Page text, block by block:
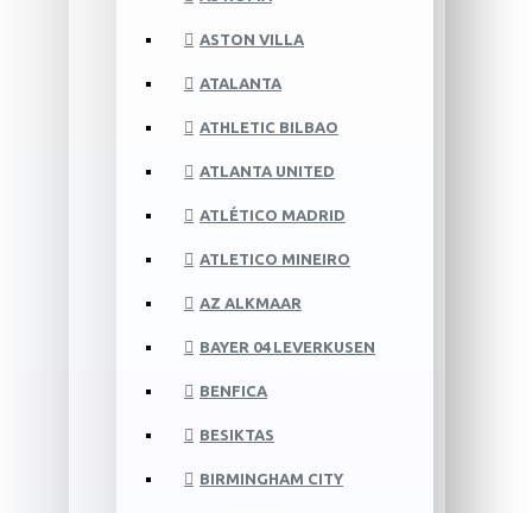
ASTON VILLA
ATALANTA
ATHLETIC BILBAO
ATLANTA UNITED
ATLÉTICO MADRID
ATLETICO MINEIRO
AZ ALKMAAR
BAYER 04 LEVERKUSEN
BENFICA
BESIKTAS
BIRMINGHAM CITY